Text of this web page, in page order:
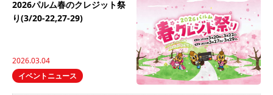
2026パルム春のクレジット祭
り(3/20-22,27-29)
2026.03.04
イベントニュース